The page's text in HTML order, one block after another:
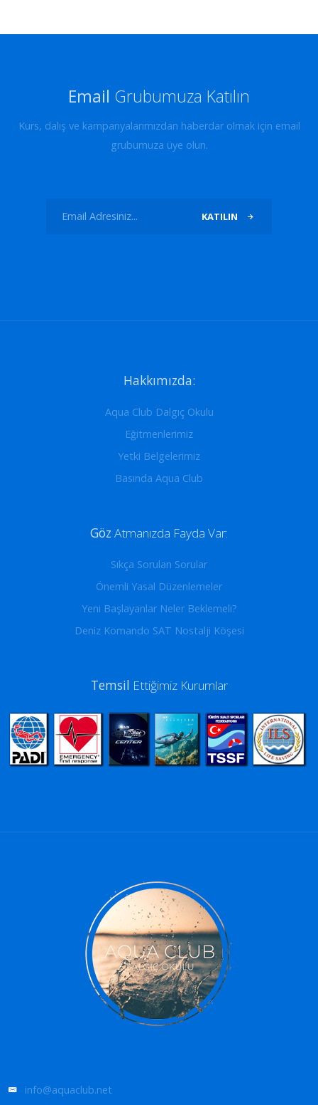
Email Grubumuza Katılın
Kurs, dalış ve kampanyalarımızdan haberdar olmak için email
grubumuza üye olun.
KATILIN
Hakkımızda:
Aqua Club Dalgıç Okulu
Eğitmenlerimiz
Yetki Belgelerimiz
Basında Aqua Club
Göz Atmanızda Fayda Var:
Sıkça Sorulan Sorular
Önemli Yasal Düzenlemeler
Yeni Başlayanlar Neler Beklemeli?
Deniz Komando SAT Nostalji Köşesi
Temsil Ettiğimiz Kurumlar
info@aquaclub.net